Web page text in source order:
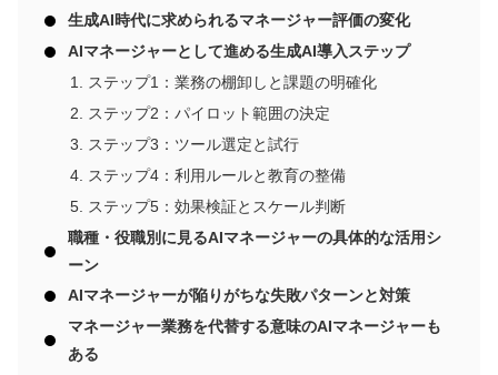
生成AI時代に求められるマネージャー評価の変化
AIマネージャーとして進める生成AI導入ステップ
ステップ1：業務の棚卸しと課題の明確化
ステップ2：パイロット範囲の決定
ステップ3：ツール選定と試行
ステップ4：利用ルールと教育の整備
ステップ5：効果検証とスケール判断
職種・役職別に見るAIマネージャーの具体的な活用シ
ーン
AIマネージャーが陥りがちな失敗パターンと対策
マネージャー業務を代替する意味のAIマネージャーも
ある